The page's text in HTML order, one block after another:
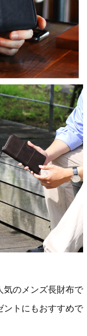
気のメンズ長財布で
ントにもおすすめで